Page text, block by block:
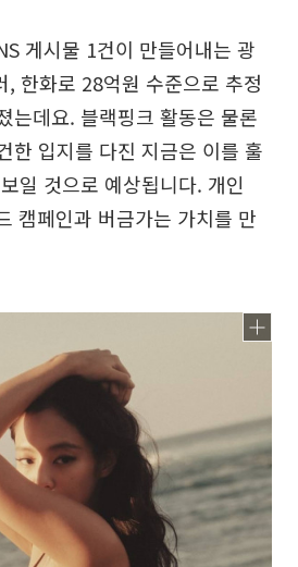
게시물 1건이 만들어내는 광
, 한화로 28억원 수준으로 추정
는데요. 블랙핑크 활동은 물론
한 입지를 다진 지금은 이를 훌
일 것으로 예상됩니다. 개인
캠페인과 버금가는 가치를 만